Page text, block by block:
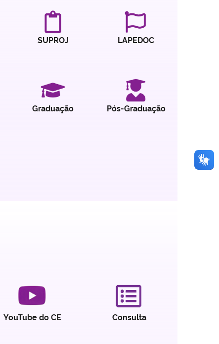
SUPROJ LAPEDOC
Graduação Pós-Graduação
YouTube do CE Consulta